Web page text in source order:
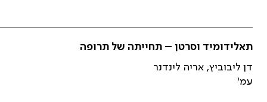
תאלידומיד וסרטן – תחייתה של תרופה
דן ליבוביץ, אריה לינדנר
עמ'